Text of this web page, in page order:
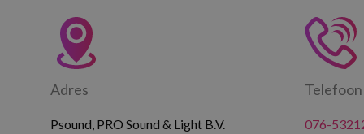
Adres
Psound, PRO Sound & Light B.V.
Telefoon
076-